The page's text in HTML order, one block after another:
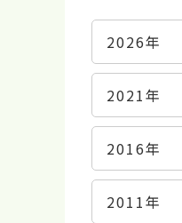
2026年
2021年
2016年
2011年